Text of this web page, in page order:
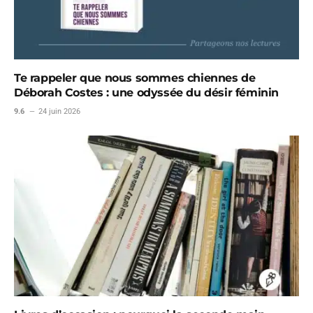
Te rappeler que nous sommes chiennes de
Déborah Costes : une odyssée du désir féminin
9.6 24 juin 2026